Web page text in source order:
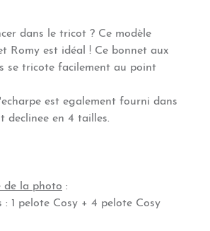
dans le tricot ? Ce modèle
Romy est idéal ! Ce bonnet aux
se tricote facilement au point
est egalement fourni dans
declinee en 4 tailles.
de la photo :
: 1 pelote Cosy + 4 pelote Cosy